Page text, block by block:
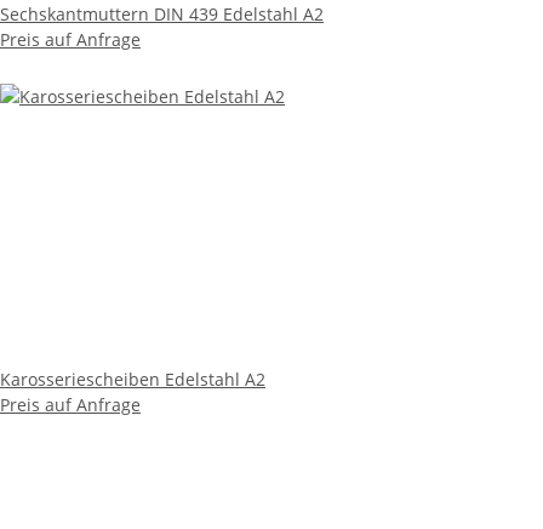
Sechskantmuttern DIN 439 Edelstahl A2
Preis auf Anfrage
Karosseriescheiben Edelstahl A2
Preis auf Anfrage